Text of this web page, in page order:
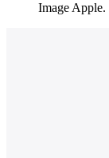
Image Apple.